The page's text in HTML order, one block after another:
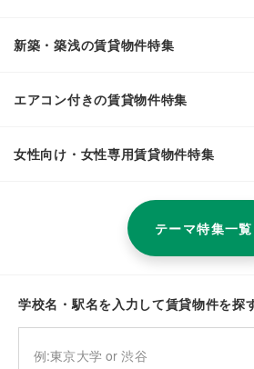
新築・築浅の賃貸物件特集
エアコン付きの賃貸物件特集
女性向け・女性専用賃貸物件特集
テーマ特集一覧
学校名・駅名を入力して賃貸物件を探